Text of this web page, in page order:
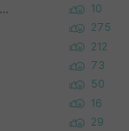
Korea University 수학, 컴퓨터과학 이학사, UC Berkeley 산업공학 대학원 공학박사가 되는 것은 쉽지 않겠죠? 10
275
212
73
50
16
29